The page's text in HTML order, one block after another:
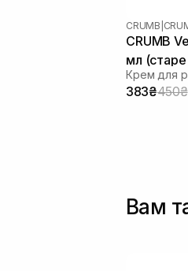
CRUMB
CRUMB
мл (старе
Крем для
383₴450₴
Вам